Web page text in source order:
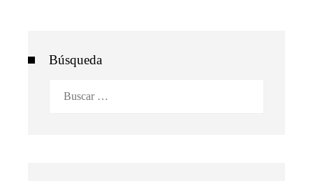
Búsqueda